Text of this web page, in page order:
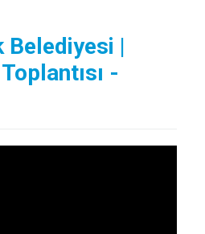
Belediyesi |
-